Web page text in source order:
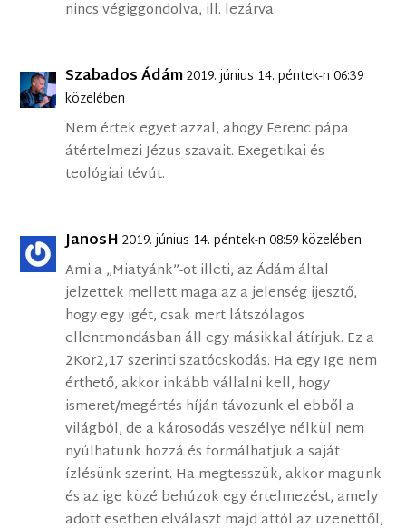
nincs végiggondolva, ill. lezárva.
Szabados Ádám2019. június 14. péntek-n 06:39
közelében
Nem értek egyet azzal, ahogy Ferenc pápa
átértelmezi Jézus szavait. Exegetikai és
teológiai tévút.
JanosH 2019. június 14. péntek-n 08:59 közelében
Ami a „Miatyánk”-ot illeti, az Ádám által
jelzettek mellett maga az a jelenség ijesztő,
hogy egy igét, csak mert látszólagos
ellentmondásban áll egy másikkal átírjuk. Ez a
2Kor2,17 szerinti szatócskodás. Ha egy Ige nem
érthető, akkor inkább vállalni kell, hogy
ismeret/megértés híján távozunk el ebből a
világból, de a károsodás veszélye nélkül nem
nyúlhatunk hozzá és formálhatjuk a saját
ízlésünk szerint. Ha megtesszük, akkor magunk
és az ige közé behúzok egy értelmezést, amely
adott esetben elválaszt majd attól az üzenettől,